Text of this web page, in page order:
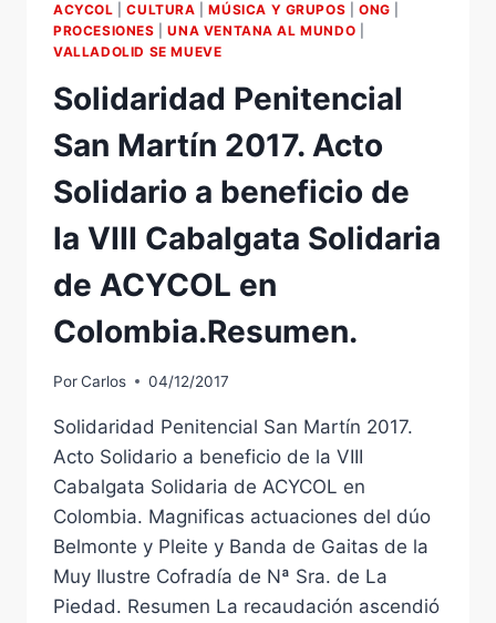
LA
CÚPULA
MILENIO.
ACYCOL |CULTURA |MÚSICA Y GRUPOS |ONG
PROCESIONES |UNA VENTANA AL MUNDO
VALLADOLID SE MUEVE
Solidaridad Penitencial
San Martín 2017. Acto
Solidario a beneficio de
la VIII Cabalgata Solidaria
de ACYCOL en
Colombia.Resumen.
PorCarlos 04/12/2017
Solidaridad Penitencial San Martín 2017.
Acto Solidario a beneficio de la VIII
Cabalgata Solidaria de ACYCOL en
Colombia. Magnificas actuaciones del dúo
Belmonte y Pleite y Banda de Gaitas de la
Muy Ilustre Cofradía de Nª Sra. de La
Piedad. Resumen La recaudación ascendió